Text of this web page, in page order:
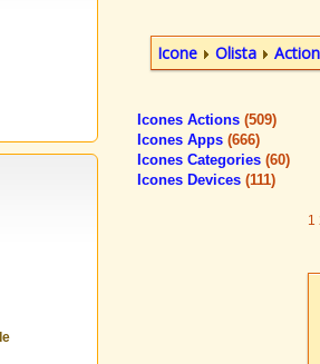
Icone Olista
Icones Actions (509)
Icones Apps (666)
Icones Categories (60)
Icones Devices (111)
1